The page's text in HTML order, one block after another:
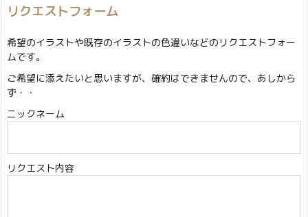
リクエストフォーム
希望のイラストや既存のイラストの色違いなどのリクエストフォー
ムです。
ご希望に添えたいと思いますが、確約はできませんので、あしから
ず・・
ニックネーム
リクエスト内容